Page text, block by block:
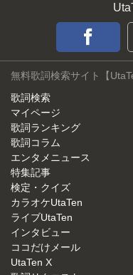
無料歌詞検索サイト【
歌詞検索
マイページ
歌詞ランキング
歌詞コラム
エンタメニュース
特集記事
検定・クイズ
カラオケUtaTen
ライブUtaTen
インタビュー
ココだけメール
UtaTen X